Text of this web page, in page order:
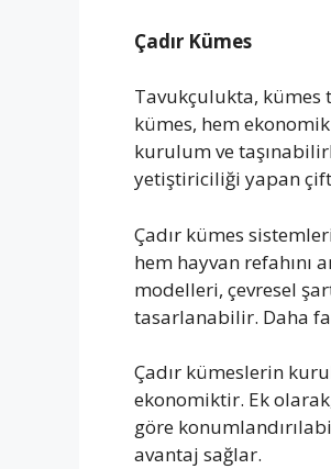
Çadır Kümes
Tavukçulukta, kümes
kümes, hem
kurulum ve
yetiştiriciliği yapan
Çadır kümes
hem hayvan refahını
modelleri, çevresel
tasarlanabilir. Daha
Çadır kümeslerin
ekonomiktir. Ek
göre
avantaj sağlar.